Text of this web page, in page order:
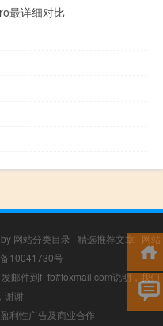
最详细对比
网站分类目录 | 精选推荐文章 | 网站
10041730号
邮件到f_fb#foxmail.com说明，我们
谢谢
利性广告及商业合作